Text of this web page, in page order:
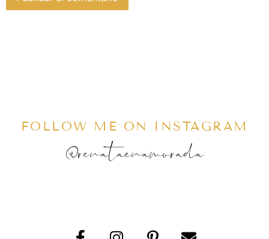
FOLLOW ME ON INSTAGRAM
@renataenamorada